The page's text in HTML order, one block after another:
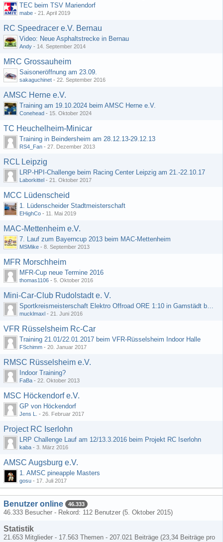
TEC beim TSV Mariendorf
mabe - 21. April 2019
RC Speedracer e.V. Bernau
Video: Neue Asphaltstrecke in Bernau
Andy - 14. September 2014
MRC Grossauheim
Saisoneröffnung am 23.09.
sakaguchinet - 22. September 2016
AMSC Herne e.V.
Training am 19.10.2024 beim AMSC Herne e.V.
Conehead - 15. Oktober 2024
TC Heuchelheim-Minicar
Training in Beindersheim am 28.12.13-29.12.13
RS4_Fan - 27. Dezember 2013
RCL Leipzig
LRP-HPI-Challenge beim Racing Center Leipzig am 21.-22.10.17
Laborkittel - 21. Oktober 2017
MCC Lüdenscheid
1. Lüdenscheider Stadtmeisterschaft
EHighCo - 11. Mai 2019
MAC-Mettenheim e.V.
7. Lauf zum Bayerncup 2013 beim MAC-Mettenheim
MSMike - 8. September 2013
MFR Morschheim
MFR-Cup neue Termine 2016
thomas1106 - 5. Oktober 2016
Mini-Car-Club Rudolstadt e. V.
Sportkreismeisterschaft Elektro Offroad ORE 1:10 in Gamstädt bei Erfurt, Outdoor mit Indoor Ausweichmöglichkeit!!!
mucklmaxl - 21. Juni 2016
VFR Rüsselsheim Rc-Car
Training 21.01/22.01.2017 beim VFR-Rüsselsheim Indoor Halle
FSchimm - 20. Januar 2017
RMSC Rüsselsheim e.V.
Indoor Training?
FaBa - 22. Oktober 2013
MSC Höckendorf e.V.
GP von Höckendorf
Jens L. - 26. Februar 2017
Project RC Iserlohn
LRP Challenge Lauf am 12/13.3.2016 beim Projekt RC Iserlohn
kaba - 3. März 2016
AMSC Augsburg e.V.
1. AMSC pineapple Masters
gosu - 17. Juli 2017
Benutzer online 46.333
46.333 Besucher - Rekord: 112 Benutzer (5. Oktober 2015)
Statistik
21.653 Mitglieder - 17.563 Themen - 207.021 Beiträge (23,34 Beiträge pro